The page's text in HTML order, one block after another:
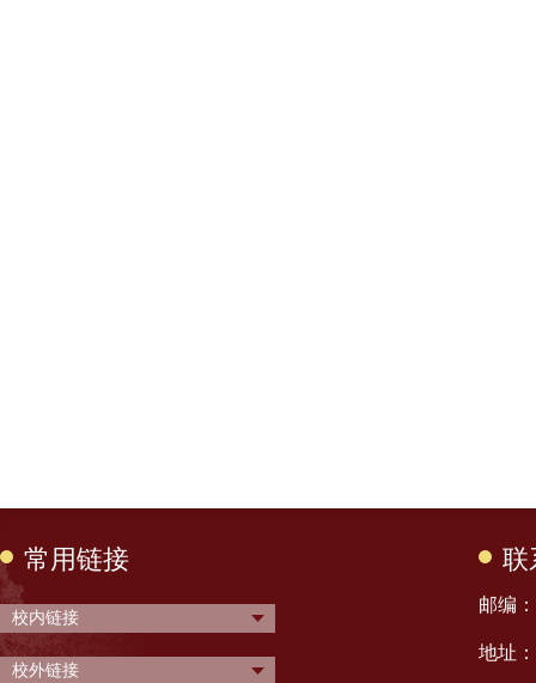
常用链接
校内链接
校外链接
联
邮编
地址